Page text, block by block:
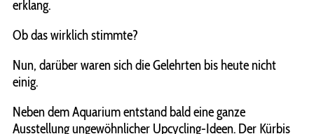
erklang.
Ob das wirklich stimmte?
Nun, darüber waren sich die Gelehrten bis heute nicht
einig.
Neben dem Aquarium entstand bald eine ganze
Ausstellung ungewöhnlicher Upcycling-Ideen. Der Kürbis